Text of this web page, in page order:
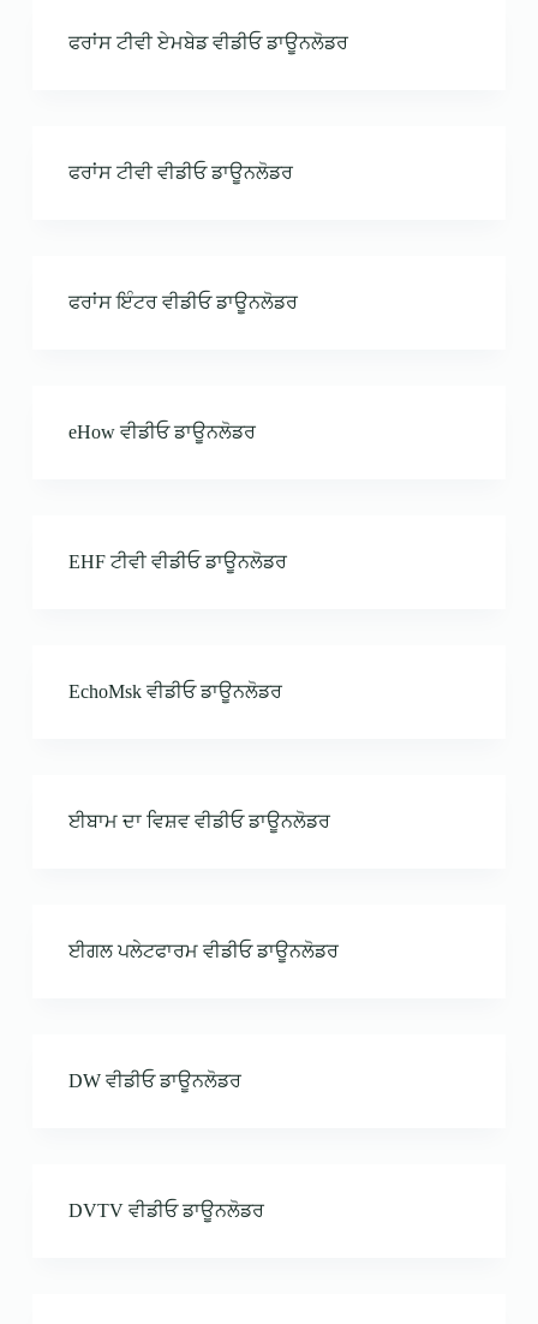
ਫਰਾਂਸ ਟੀਵੀ ਏਮਬੇਡ ਵੀਡੀਓ ਡਾਊਨਲੋਡਰ
ਫਰਾਂਸ ਟੀਵੀ ਵੀਡੀਓ ਡਾਊਨਲੋਡਰ
ਫਰਾਂਸ ਇੰਟਰ ਵੀਡੀਓ ਡਾਊਨਲੋਡਰ
eHow ਵੀਡੀਓ ਡਾਊਨਲੋਡਰ
EHF ਟੀਵੀ ਵੀਡੀਓ ਡਾਊਨਲੋਡਰ
EchoMsk ਵੀਡੀਓ ਡਾਊਨਲੋਡਰ
ਈਬਾਮ ਦਾ ਵਿਸ਼ਵ ਵੀਡੀਓ ਡਾਊਨਲੋਡਰ
ਈਗਲ ਪਲੇਟਫਾਰਮ ਵੀਡੀਓ ਡਾਊਨਲੋਡਰ
DW ਵੀਡੀਓ ਡਾਊਨਲੋਡਰ
DVTV ਵੀਡੀਓ ਡਾਊਨਲੋਡਰ